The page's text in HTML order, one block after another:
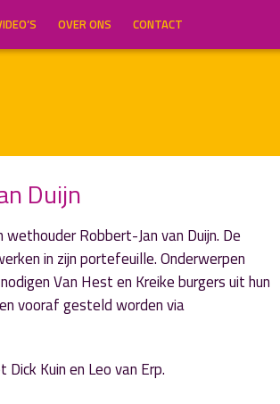
OVER ONS CONTACT
Duijn
Robbert-Jan van Duijn. De
in zijn portefeuille. Onderwerpen
Van Hest en Kreike burgers uit hun
vooraf gesteld worden via
Kuin en Leo van Erp.